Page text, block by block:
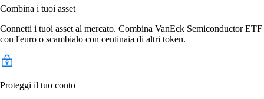
Combina i tuoi asset
Connetti i tuoi asset al mercato. Combina VanEck Semiconductor ETF
con l'euro o scambialo con centinaia di altri token.
Proteggi il tuo conto